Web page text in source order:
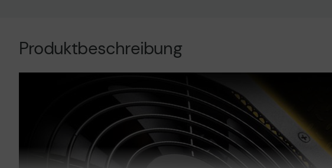
Produktbeschreibung